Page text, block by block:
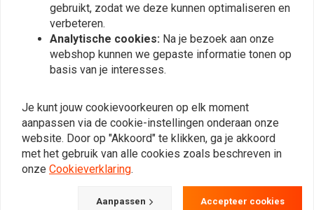
CULT-WERK
4 Delige
€157,94
CULT-WERK
€196,21
gebruikt, zodat we deze kunnen optimaliseren en
verbeteren.
Analytische cookies: Na je bezoek aan onze
webshop kunnen we gepaste informatie tonen op
basis van je interesses.
Je kunt jouw cookievoorkeuren op elk moment
aanpassen via de cookie-instellingen onderaan onze
website. Door op "Akkoord" te klikken, ga je akkoord
met het gebruik van alle cookies zoals beschreven in
onze Cookieverklaring.
Aanpassen Accepteer cookies